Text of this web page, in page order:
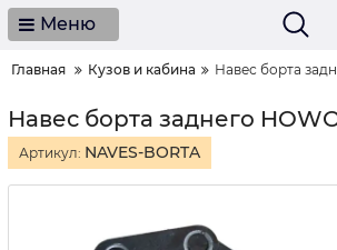
Меню
Главная Кузов и кабина Навес борта
Навес борта заднего
Артикул: NAVES-BORTA